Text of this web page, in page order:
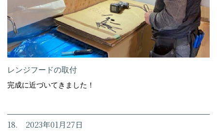
レンジフードの取付
完成に近づいてきました！
18. 2023年01月27日